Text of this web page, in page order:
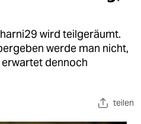
wird teilgeräumt.
werde man nicht,
erwartet dennoch
teilen